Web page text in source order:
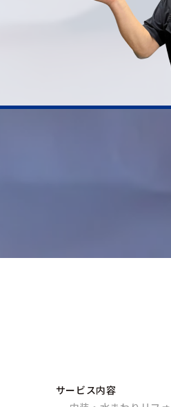
サービス内容